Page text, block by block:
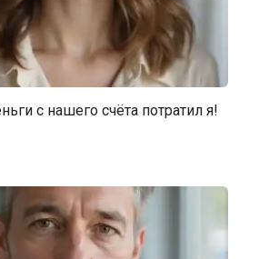
с нашего счёта потратил я!